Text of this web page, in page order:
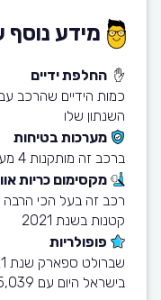
מידע נוסף
החלפת ידיים
כמות הידיים שהרכב
השנתון שלו
מערכות בטיחות
ברכב זה מותקנות 4 מערכות בטיחות מתקדמות
מקסימום כריות
רכב זה בעל הכי הרבה
קטנות בשנת 2021
פופולריות
בישראל היום עם 5,039 יחידות על הכביש